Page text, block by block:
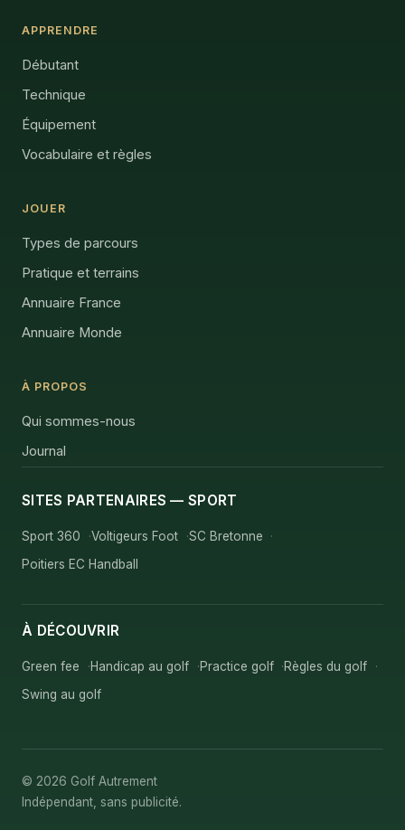
APPRENDRE
Débutant
Technique
Équipement
Vocabulaire et règles
JOUER
Types de parcours
Pratique et terrains
Annuaire France
Annuaire Monde
À PROPOS
Qui sommes-nous
Journal
SITES PARTENAIRES — SPORT
Sport 360 Voltigeurs Foot
SC Bretonne
Poitiers EC Handball
À DÉCOUVRIR
Green fee Handicap au golf Practice golf
Règles du golf
Swing au golf
© 2026 Golf Autrement
Indépendant, sans publicité.